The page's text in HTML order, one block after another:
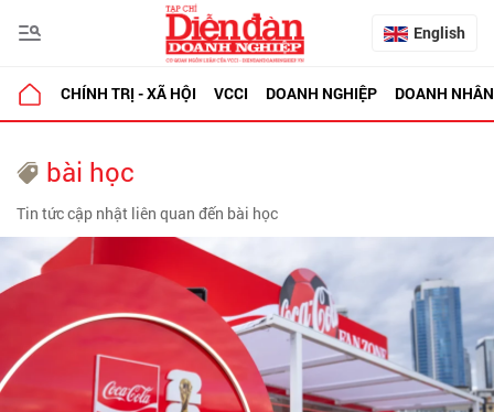
English
CHÍNH TRỊ - XÃ HỘI VCCI DOANH NGHIỆP DOANH NHÂN
bài học
Tin tức cập nhật liên quan đến bài học